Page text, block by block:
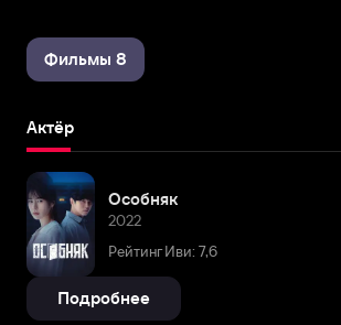
Фильмы 8
Актёр
Особняк
2022
Рейтинг Иви: 7,6
Подробнее